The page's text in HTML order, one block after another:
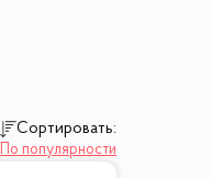
Сортировать:
По популярности